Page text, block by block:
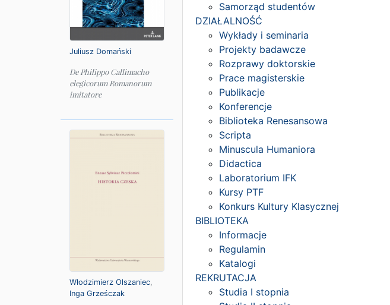
Juliusz Domański
De Philippo Callimacho
elegicorum Romanorum
imitatore
Włodzimierz Olszaniec,
Inga Grześczak
Samorząd studentów
DZIAŁALNOŚĆ
Wykłady i seminaria
Projekty badawcze
Rozprawy doktorskie
Prace magisterskie
Publikacje
Konferencje
Biblioteka Renesansowa
Scripta
Minuscula Humaniora
Didactica
Laboratorium IFK
Kursy PTF
Konkurs Kultury Klasycznej
BIBLIOTEKA
Informacje
Regulamin
Katalogi
REKRUTACJA
Studia I stopnia